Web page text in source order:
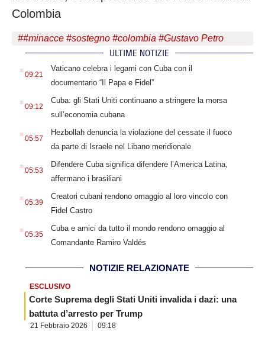
Colombia
##minacce #sostegno #colombia #Gustavo Petro
ULTIME NOTIZIE
. 09:21
Vaticano celebra i legami con Cuba con il
documentario “Il Papa e Fidel”
. 09:12
Cuba: gli Stati Uniti continuano a stringere la morsa
sull’economia cubana
. 05:57
Hezbollah denuncia la violazione del cessate il fuoco
da parte di Israele nel Libano meridionale
. 05:53
Difendere Cuba significa difendere l’America Latina,
affermano i brasiliani
. 05:39
Creatori cubani rendono omaggio al loro vincolo con
Fidel Castro
. 05:35
Cuba e amici da tutto il mondo rendono omaggio al
Comandante Ramiro Valdés
NOTIZIE RELAZIONATE
ESCLUSIVO
Corte Suprema degli Stati Uniti invalida i dazi: una
battuta d’arresto per Trump
21 Febbraio 2026 09:18